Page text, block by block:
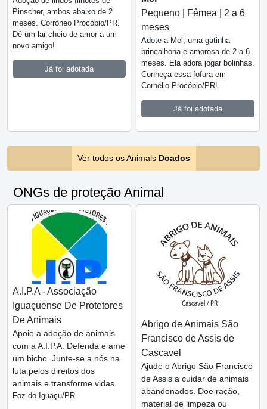
Pinscher, ambos abaixo de 2
meses. Corróneo Procópio/PR.
Dê um lar cheio de amor a um
novo amigo!
Já foi adotada
Pequeno | Fêmea | 2 a 6
meses
Adote a Mel, uma gatinha
brincalhona e amorosa de 2 a 6
meses. Ela adora jogar bolinhas.
Conheça essa fofura em
Cornélio Procópio/PR!
Já foi adotada
Ver todos os Animais Doados
ONGs de proteção Animal
A.I.P.A - Associação
Iguaçuense De Protetores
De Animais
Apoie a adoção de animais
com a A.I.P.A. Defenda e ame
um bicho. Junte-se a nós na
luta pelos direitos dos
animais e transforme vidas.
Foz do Iguaçu/PR
Abrigo de Animais São
Francisco de Assis de
Cascavel
Ajude o Abrigo São Francisco
de Assis a cuidar de animais
abandonados. Doe ração,
material de limpeza ou